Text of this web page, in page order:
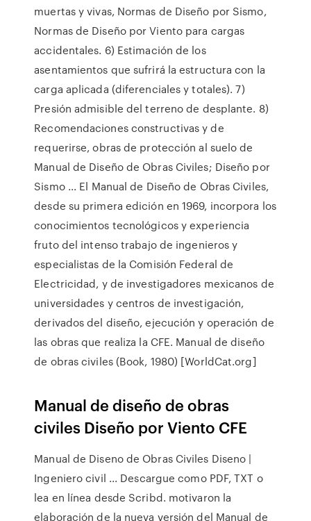
muertas y vivas, Normas de Diseño por Sismo,
Normas de Diseño por Viento para cargas
accidentales. 6) Estimación de los
asentamientos que sufrirá la estructura con la
carga aplicada (diferenciales y totales). 7)
Presión admisible del terreno de desplante. 8)
Recomendaciones constructivas y de
requerirse, obras de protección al suelo de
Manual de Diseño de Obras Civiles; Diseño por
Sismo ... El Manual de Diseño de Obras Civiles,
desde su primera edición en 1969, incorpora los
conocimientos tecnológicos y experiencia
fruto del intenso trabajo de ingenieros y
especialistas de la Comisión Federal de
Electricidad, y de investigadores mexicanos de
universidades y centros de investigación,
derivados del diseño, ejecución y operación de
las obras que realiza la CFE. Manual de diseño
de obras civiles (Book, 1980) [WorldCat.org]
Manual de diseño de obras
civiles Diseño por Viento CFE
Manual de Diseno de Obras Civiles Diseno |
Ingeniero civil ... Descargue como PDF, TXT o
lea en línea desde Scribd. motivaron la
elaboración de la nueva versión del Manual de